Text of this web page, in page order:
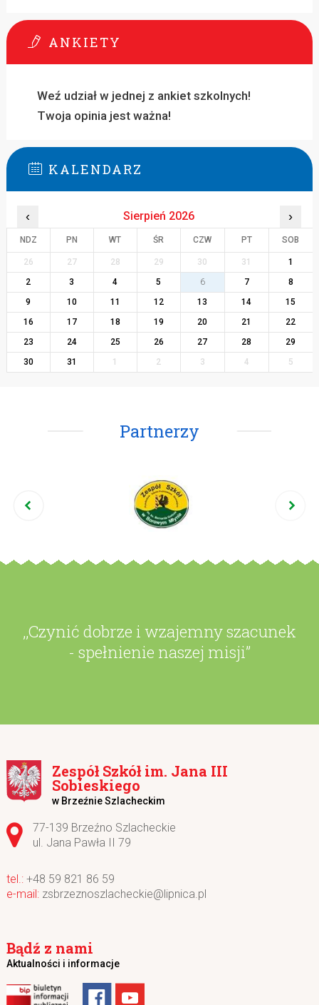
ANKIETY
Weź udział w jednej z ankiet szkolnych!
Twoja opinia jest ważna!
KALENDARZ
‹ Sierpień 2026 ›
NDZ PN WT ŚR CZW PT SOB
26 27 28 29 30 31
1
2
3 4 5 6 7
8
9
10 11 12 13 14
15
16
17 18 19 20 21
22
23
24 25 26 27 28
29
30
31 1 2 3 4 5
Partnerzy
,,Czynić dobrze i wzajemny szacunek
- spełnienie naszej misji”
Zespół Szkół im. Jana III
Sobieskiego
w Brzeźnie Szlacheckim
Adres pocztowy:
77-139 Brzeźno Szlacheckie
ul. Jana Pawła II 79
+48 59 821 86 59
zsbrzeznoszlacheckie@lipnica.pl
Bądź z nami
Aktualności i informacje